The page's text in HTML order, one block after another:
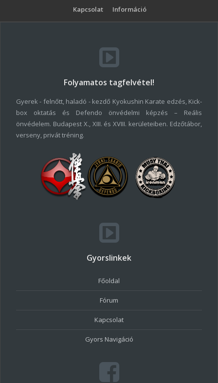
Kapcsolat Információ
Folyamatos tagfelvétel!
Gyerek - felnőtt, haladó - kezdő Kyokushin Karate edzés, Kick-
box oktatás és Defendo önvédelmi képzés – Reális
önvédelem. Budapest X., XIII. és XVIII. kerületeiben. Edzőtábor,
verseny, privát tréning.
Gyorslinkek
Főoldal
Fórum
Kapcsolat
Gyors Navigáció